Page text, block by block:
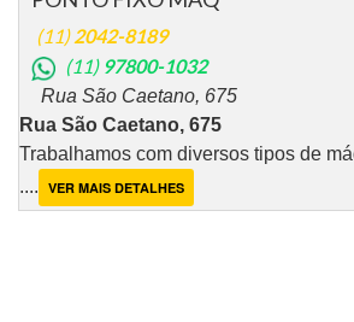
(11)2042-8189
(11) 97800-1032
Rua São Caetano, 675
Rua São Caetano, 675
Trabalhamos com diversos tipos de
.... VER MAIS DETALHES